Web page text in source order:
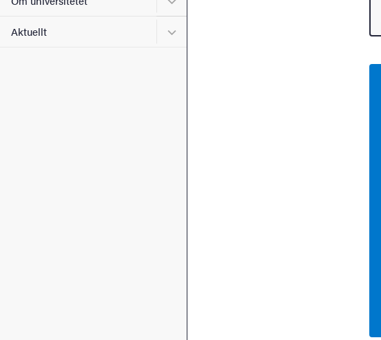
Aktuellt Undermeny för Aktuellt